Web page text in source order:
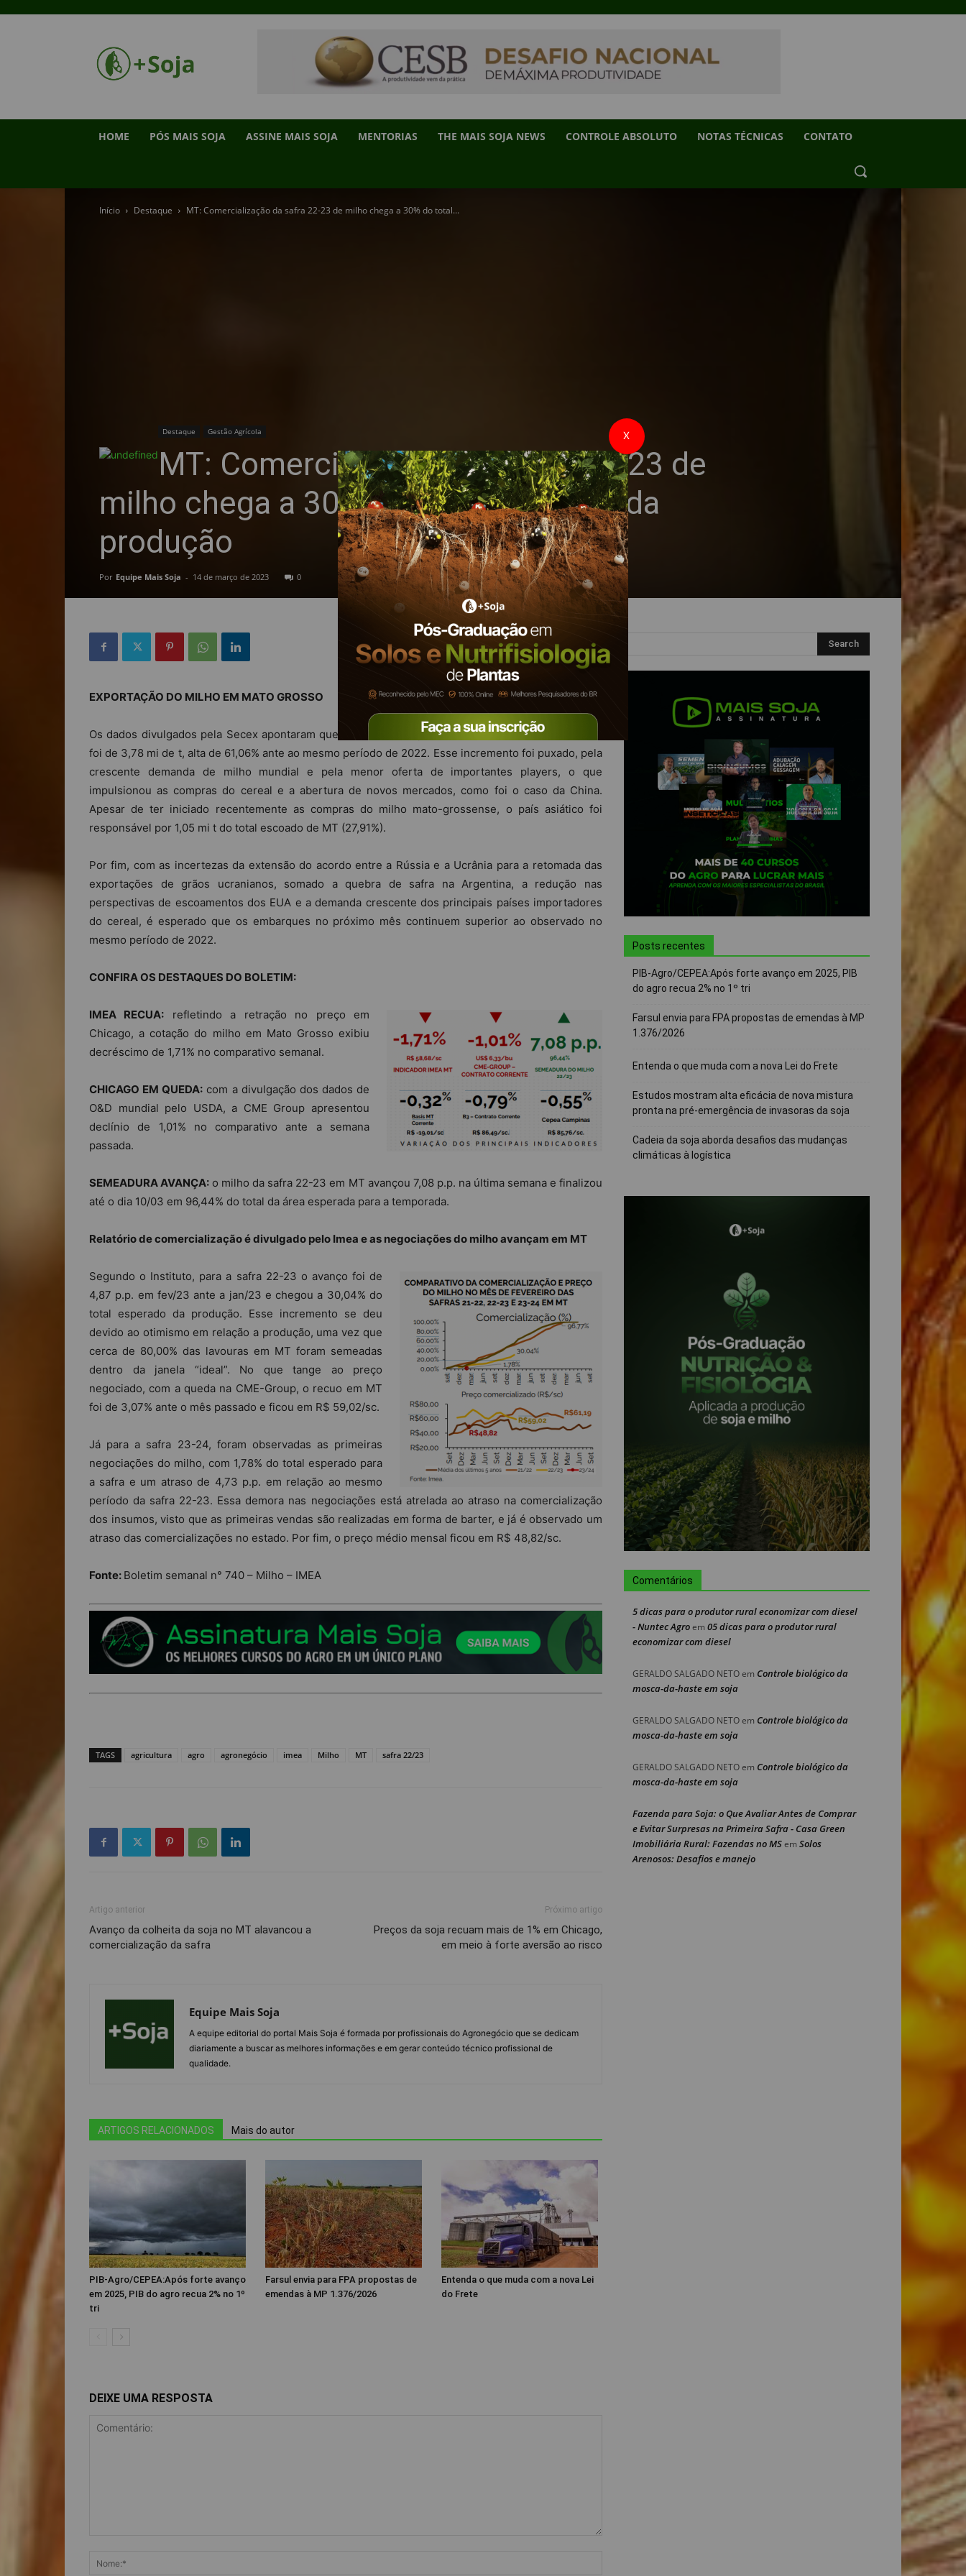
HOME PÓS MAIS SOJA ASSINE MAIS SOJA MENTORIAS THE MAIS SOJA NEWS CONTROLE ABSOLUTO NOTAS TÉCNICAS CONTATO
Início Destaque MT: Comercialização da safra 22-23 de milho chega a 30% do total...
Destaque Gestão Agrícola
MT: Comercialização da safra 22-23 de
milho chega a 30% do total esperado da
produção
Por Equipe Mais Soja - 14 de março de 2023 0
EXPORTAÇÃO DO MILHO EM MATO GROSSO
Os dados divulgados pela Secex apontaram que o montante exportado de milho em MT até fev/23
foi de 3,78 mi de t, alta de 61,06% ante ao mesmo período de 2022. Esse incremento foi puxado, pela
crescente demanda de milho mundial e pela menor oferta de importantes players, o que
impulsionou as compras do cereal e a abertura de novos mercados, como foi o caso da China.
Apesar de ter iniciado recentemente as compras do milho mato-grossense, o país asiático foi
responsável por 1,05 mi t do total escoado de MT (27,91%).
Por fim, com as incertezas da extensão do acordo entre a Rússia e a Ucrânia para a retomada das
exportações de grãos ucranianos, somado a quebra de safra na Argentina, a redução nas
perspectivas de escoamentos dos EUA e a demanda crescente dos principais países importadores
do cereal, é esperado que os embarques no próximo mês continuem superior ao observado no
mesmo período de 2022.
CONFIRA OS DESTAQUES DO BOLETIM:
IMEA RECUA: refletindo a retração no preço em
Chicago, a cotação do milho em Mato Grosso exibiu
decréscimo de 1,71% no comparativo semanal.
CHICAGO EM QUEDA: com a divulgação dos dados de
O&D mundial pelo USDA, a CME Group apresentou
declínio de 1,01% no comparativo ante a semana
passada.
SEMEADURA AVANÇA: o milho da safra 22-23 em MT avançou 7,08 p.p. na última semana e finalizou
até o dia 10/03 em 96,44% do total da área esperada para a temporada.
Relatório de comercialização é divulgado pelo Imea e as negociações do milho avançam em MT
Segundo o Instituto, para a safra 22-23 o avanço foi de
4,87 p.p. em fev/23 ante a jan/23 e chegou a 30,04% do
total esperado da produção. Esse incremento se deu
devido ao otimismo em relação a produção, uma vez que
cerca de 80,00% das lavouras em MT foram semeadas
dentro da janela “ideal”. No que tange ao preço
negociado, com a queda na CME-Group, o recuo em MT
foi de 3,07% ante o mês passado e ficou em R$ 59,02/sc.
Já para a safra 23-24, foram observadas as primeiras
negociações do milho, com 1,78% do total esperado para
a safra e um atraso de 4,73 p.p. em relação ao mesmo
período da safra 22-23. Essa demora nas negociações está atrelada ao atraso na comercialização
dos insumos, visto que as primeiras vendas são realizadas em forma de barter, e já é observado um
atraso das comercializações no estado. Por fim, o preço médio mensal ficou em R$ 48,82/sc.
Fonte: Boletim semanal n° 740 – Milho – IMEA
TAGS agricultura agro agronegócio imea Milho MT safra 22/23
Artigo anterior
Avanço da colheita da soja no MT alavancou a
comercialização da safra
Próximo artigo
Preços da soja recuam mais de 1% em Chicago,
em meio à forte aversão ao risco
Equipe Mais Soja
A equipe editorial do portal Mais Soja é formada por profissionais do Agronegócio que se dedicam
diariamente a buscar as melhores informações e em gerar conteúdo técnico profissional de
qualidade.
ARTIGOS RELACIONADOS Mais do autor
PIB-Agro/CEPEA:Após forte avanço
em 2025, PIB do agro recua 2% no 1º
tri
Farsul envia para FPA propostas de
emendas à MP 1.376/2026
Entenda o que muda com a nova Lei
do Frete
DEIXE UMA RESPOSTA
Posts recentes
PIB-Agro/CEPEA:Após forte avanço em 2025, PIB
do agro recua 2% no 1º tri
Farsul envia para FPA propostas de emendas à MP
1.376/2026
Entenda o que muda com a nova Lei do Frete
Estudos mostram alta eficácia de nova mistura
pronta na pré-emergência de invasoras da soja
Cadeia da soja aborda desafios das mudanças
climáticas à logística
Comentários
5 dicas para o produtor rural economizar com diesel
- Nuntec Agroem 05 dicas para o produtor rural
economizar com diesel
GERALDO SALGADO NETOem Controle biológico da
mosca-da-haste em soja
GERALDO SALGADO NETOem Controle biológico da
mosca-da-haste em soja
GERALDO SALGADO NETOem Controle biológico da
mosca-da-haste em soja
Fazenda para Soja: o Que Avaliar Antes de Comprar
e Evitar Surpresas na Primeira Safra - Casa Green
Imobiliária Rural: Fazendas no MSem Solos
Arenosos: Desafios e manejo
X